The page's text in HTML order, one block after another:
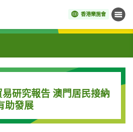
香港樂施會 目錄
研究報告 澳門居民接納
助發展